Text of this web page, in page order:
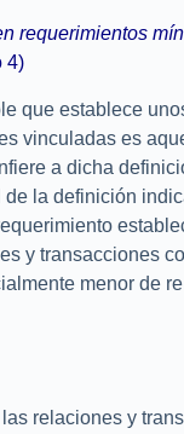
requerimientos
4)
que establece
vinculadas es
a dicha
la definición
y transacciones
menor de
relaciones y